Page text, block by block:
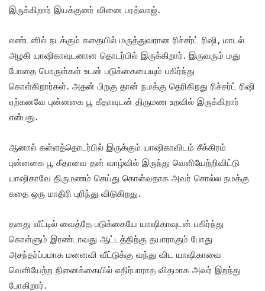
இருக்கிறார் இயக்குனர் வினை பரத்வாஜ்.
லண்டனில் நடக்கும் கதையில் மருத்துவரான ரிச்சர்ட் ரிஷி, மாடல்
அழகி யாஷிகாவுடனான தொடர்பில் இருக்கிறார். இருவரும் மது
போதை பொருள்கள் உடன் படுக்கையையும் பகிர்ந்து
கொள்கிறார்கள். அதன் பிறகு தான் நமக்கு தெரிகிறது ரிச்சர்ட் ரிஷி
ஏற்கனவே புன்னகை பூ கீதாவுடன் திருமண உறவில் இருக்கிறார்
என்பது.
ஆனால் கள்ளத்தொடர்பில் இருக்கும் யாஷிகாவிடம் சீக்கிரம்
புன்னகை பூ கீதாவை தன் வாழ்வில் இருந்து வெளியேற்றிவிட்டு
யாஷிகாவே திருமணம் செய்து கொள்வதாக அவர் சொல்ல நமக்கு
கதை ஒரு மாதிரி புரிந்து விடுகிறது.
தனது வீட்டில் வைத்தே படுக்கையே யாஷிகாவுடன் பகிர்ந்து
கொள்ளும் இரண்டாவது ஆட்டத்திற்கு தயாராகும் போது
அசந்தர்ப்பமாக மனைவி வீட்டுக்கு வந்து விட யாஷிகாவை
வெளியேற்ற நினைக்கையில் எதிர்பாராத விதமாக அவர் இறந்து
போகிறார்.